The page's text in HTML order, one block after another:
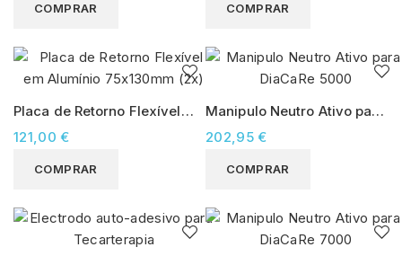
COMPRAR COMPRAR
Placa de Retorno Flexível
em Alumínio 75x130mm
(2x)
121,00 €
COMPRAR
Manipulo Neutro Ativo para
DiaCaRe 5000
202,95 €
COMPRAR